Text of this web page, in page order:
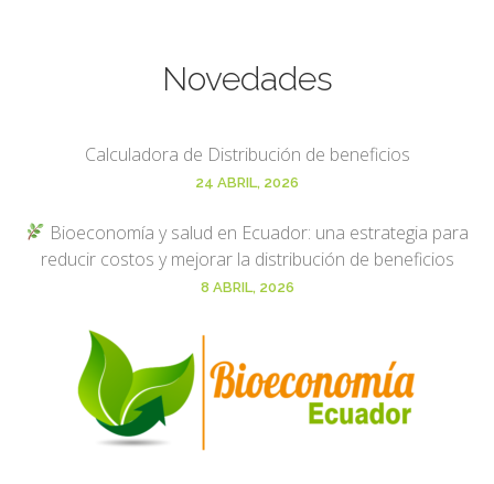
Novedades
Calculadora de Distribución de beneficios
24 ABRIL, 2026
Bioeconomía y salud en Ecuador: una estrategia para
reducir costos y mejorar la distribución de beneficios
8 ABRIL, 2026